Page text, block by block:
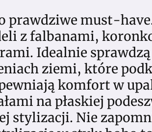
prawdziwe must-
z falbanami,
Idealnie sprawdzą
ziemi, które
komfort w
na płaskiej
stylizacji. Nie